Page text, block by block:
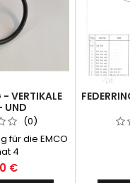
VERTIKALE
UND
-
RING /
(0)
für die EMCO
4
€